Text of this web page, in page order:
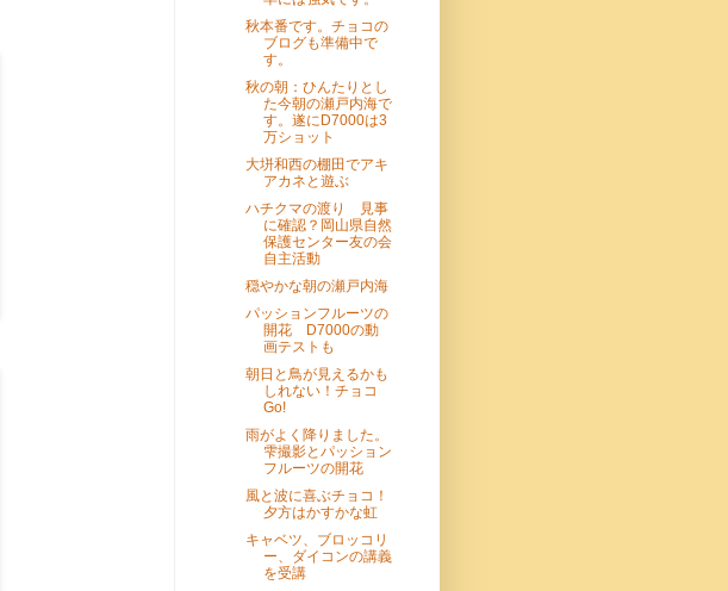
秋本番です。チョコの
ブログも準備中で
す。
秋の朝：ひんたりとし
た今朝の瀬戸内海で
す。遂にD7000は3
万ショット
大垪和西の棚田でアキ
アカネと遊ぶ
ハチクマの渡り 見事
に確認？岡山県自然
保護センター友の会
自主活動
穏やかな朝の瀬戸内海
パッションフルーツの
開花 D7000の動
画テストも
朝日と鳥が見えるかも
しれない！チョコ
Go!
雨がよく降りました。
雫撮影とパッション
フルーツの開花
風と波に喜ぶチョコ！
夕方はかすかな虹
キャベツ、ブロッコリ
ー、ダイコンの講義
を受講